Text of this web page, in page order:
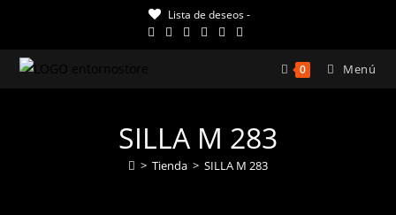
contenido
Lista de deseos -
0 Menú
SILLA M 283
> Tienda > SILLA M 283